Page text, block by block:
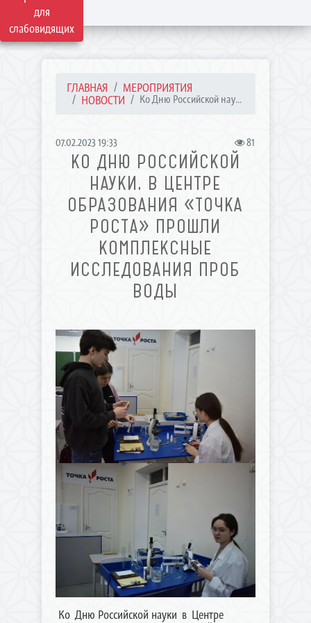
для
слабовидящих
ГЛАВНАЯ
МЕРОПРИЯТИЯ
НОВОСТИ
Ко Дню Российской нау...
07.02.2023 19:33 81
КО ДНЮ РОССИЙСКОЙ
НАУКИ, В ЦЕНТРЕ
ОБРАЗОВАНИЯ «ТОЧКА
РОСТА» ПРОШЛИ
КОМПЛЕКСНЫЕ
ИССЛЕДОВАНИЯ ПРОБ
ВОДЫ
Ко Дню Российской науки в Центре